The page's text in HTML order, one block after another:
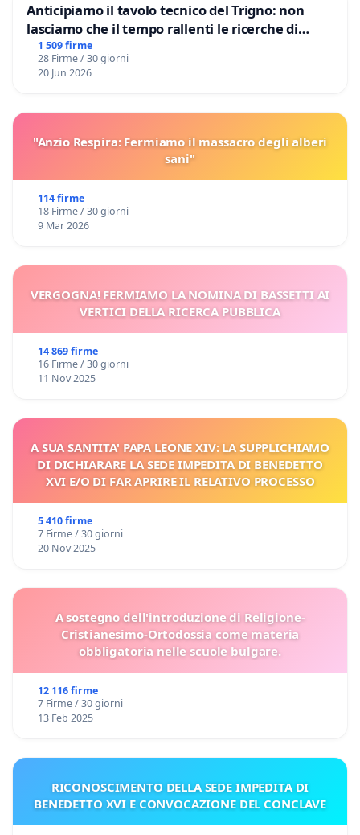
Anticipiamo il tavolo tecnico del Trigno: non
lasciamo che il tempo rallenti le ricerche di
Domenico Racanati
1 509 firme
28 Firme / 30 giorni
20 Jun 2026
"Anzio Respira: Fermiamo il massacro degli alberi
sani"
114 firme
18 Firme / 30 giorni
9 Mar 2026
VERGOGNA! FERMIAMO LA NOMINA DI BASSETTI AI
VERTICI DELLA RICERCA PUBBLICA
14 869 firme
16 Firme / 30 giorni
11 Nov 2025
A SUA SANTITA' PAPA LEONE XIV: LA SUPPLICHIAMO
DI DICHIARARE LA SEDE IMPEDITA DI BENEDETTO
XVI E/O DI FAR APRIRE IL RELATIVO PROCESSO
5 410 firme
7 Firme / 30 giorni
20 Nov 2025
A sostegno dell'introduzione di Religione-
Cristianesimo-Ortodossia come materia
obbligatoria nelle scuole bulgare.
12 116 firme
7 Firme / 30 giorni
13 Feb 2025
RICONOSCIMENTO DELLA SEDE IMPEDITA DI
BENEDETTO XVI E CONVOCAZIONE DEL CONCLAVE